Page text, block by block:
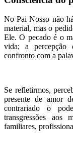
No Pai Nosso não
material, mas o
Ele. O pecado é o
vida; a percepção
confronto com a
Se refletirmos,
presente de amor
contrariado o
transgressões aos
familiares,